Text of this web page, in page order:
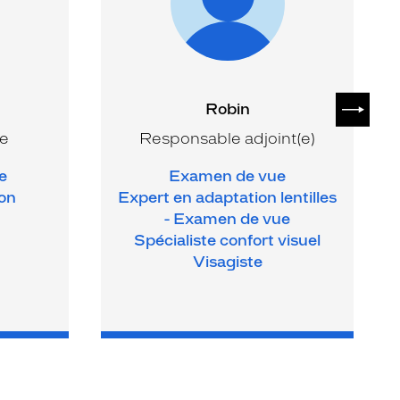
Robin
Responsable adjoint(e)
Examen de vue
Expert en adaptation lentilles
- Examen de vue
Spécialiste confort visuel
Visagiste